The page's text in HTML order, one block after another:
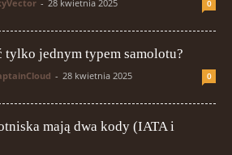
- 28 kwietnia 2025 0
tylko jednym typem samolotu?
- 28 kwietnia 2025 0
mają dwa kody (IATA i